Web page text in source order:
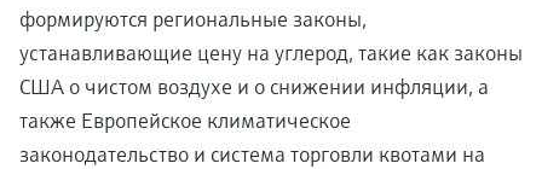
формируются региональные законы,
устанавливающие цену на углерод, такие как законы
США о чистом воздухе и о снижении инфляции, а
также Европейское климатическое
законодательство и система торговли квотами на